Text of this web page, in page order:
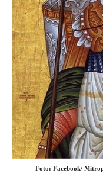
Foto: Facebook/